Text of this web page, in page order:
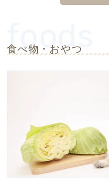
食べ物・おやつ